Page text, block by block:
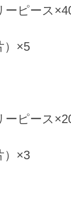
ーピース
）×5
ーピース
）×3